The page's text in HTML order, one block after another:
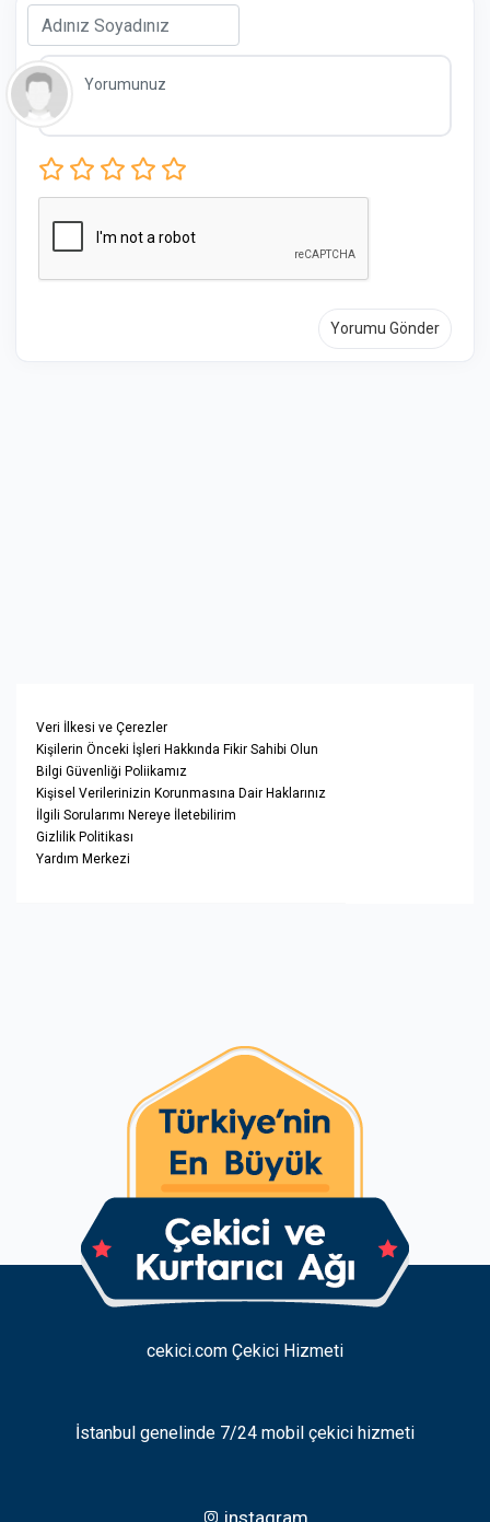
Yorumu Gönder
Veri İlkesi ve Çerezler
Kişilerin Önceki İşleri Hakkında Fikir Sahibi Olun
Bilgi Güvenliği Poliikamız
Kişisel Verilerinizin Korunmasına Dair Haklarınız
İlgili Sorularımı Nereye İletebilirim
Gizlilik Politikası
Yardım Merkezi
cekici.com Çekici Hizmeti
İstanbul genelinde 7/24 mobil çekici hizmeti
instagram